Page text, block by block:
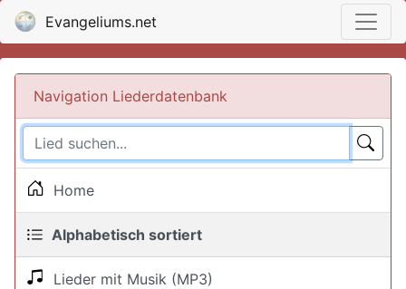
Evangeliums.net
Navigation Liederdatenbank
Home
Alphabetisch sortiert
Lieder mit Musik (MP3)